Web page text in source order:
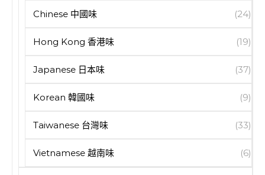
Chinese 中國味 (24)
Hong Kong 香港味 (19)
Japanese 日本味 (37)
Korean 韓國味 (9)
Taiwanese 台灣味 (33)
Vietnamese 越南味 (6)